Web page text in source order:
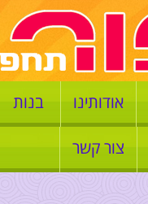
אודותינו בנות
צור קשר